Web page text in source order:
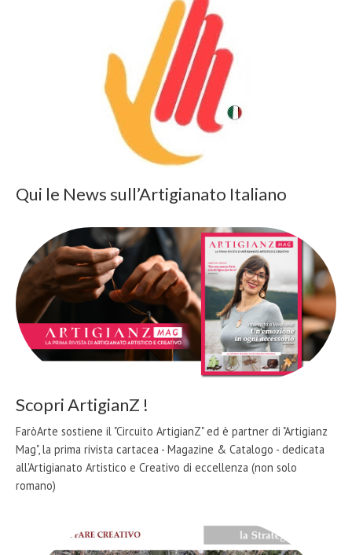
Qui le News sull’Artigianato Italiano
Scopri ArtigianZ !
FaròArte sostiene il "Circuito ArtigianZ" ed è partner di "Artigianz
Mag", la prima rivista cartacea - Magazine & Catalogo - dedicata
all'Artigianato Artistico e Creativo di eccellenza (non solo
romano)